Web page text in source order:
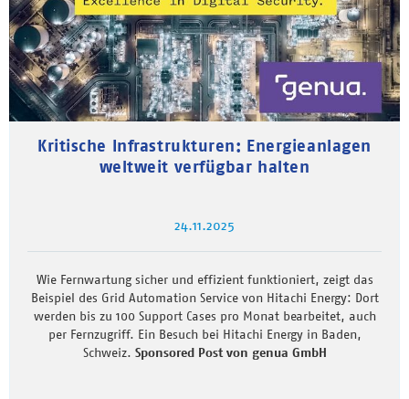
Kritische Infrastrukturen: Energieanlagen
weltweit verfügbar halten
24.11.2025
Wie Fernwartung sicher und effizient funktioniert, zeigt das
Beispiel des Grid Automation Service von Hitachi Energy: Dort
werden bis zu 100 Support Cases pro Monat bearbeitet, auch
per Fernzugriff. Ein Besuch bei Hitachi Energy in Baden,
Schweiz. Sponsored Post von genua GmbH